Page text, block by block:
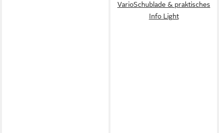
VarioSchublade & praktisches
Info Light